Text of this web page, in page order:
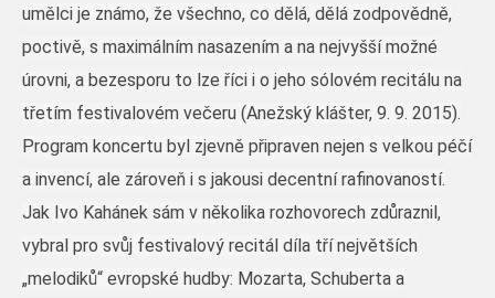
umělci je známo, že všechno, co dělá, dělá zodpovědně,
poctivě, s maximálním nasazením a na nejvyšší možné
úrovni, a bezesporu to lze říci i o jeho sólovém recitálu na
třetím festivalovém večeru (Anežský klášter, 9. 9. 2015).
Program koncertu byl zjevně připraven nejen s velkou péčí
a invencí, ale zároveň i s jakousi decentní rafinovaností.
Jak Ivo Kahánek sám v několika rozhovorech zdůraznil,
vybral pro svůj festivalový recitál díla tří největších
„melodiků“ evropské hudby: Mozarta, Schuberta a